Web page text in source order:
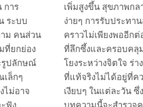
การ
ระบบ
ม คนส่วน
ที่ยกย่อง
รูปลักษณ์
ล็กๆ
ไม่อาจ
ฟัง
เพิ่มสูงขึ้น สุขภาพกล
ง่ายๆ การรับประทา
คราวไม่เพียงพออีก
ที่ลึกซึ้งและครอบคลุ
โยงระหว่างจิตใจ ร่
ที่แท้จริงไม่ได้อยู่ที่ค
เงียบๆ ในแต่ละวัน
บทความนี้จะสำรวจ